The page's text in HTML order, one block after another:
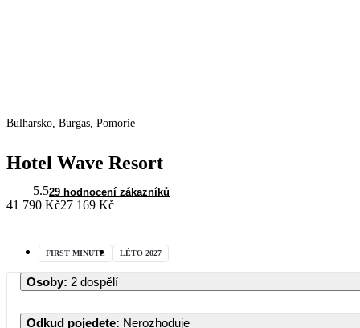
Bulharsko, Burgas, Pomorie
Hotel Wave Resort
5.529 hodnocení zákazníků
41 790 Kč27 169 Kč
FIRST MINUTE LÉTO 2027
Osoby: 2 dospělí
Odkud pojedete: Nerozhoduje